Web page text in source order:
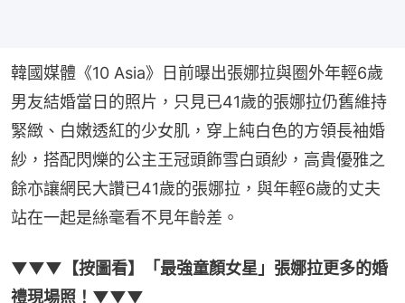
韓國媒體《10 Asia》日前曝出張娜拉與圈外年輕6歲
男友結婚當日的照片，只見已41歲的張娜拉仍舊維持
緊緻、白嫩透紅的少女肌，穿上純白色的方領長袖婚
紗，搭配閃爍的公主王冠頭飾雪白頭紗，高貴優雅之
餘亦讓網民大讚已41歲的張娜拉，與年輕6歲的丈夫
站在一起是絲毫看不見年齡差。
▼▼▼【按圖看】「最強童顏女星」張娜拉更多的婚
禮現場照！▼▼▼